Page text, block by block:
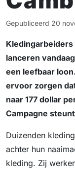
Gepubliceerd 20
Kledingarbeiders
lanceren
een leefbaar
ervoor zorgen
naar 177 dollar
Campagne
Duizenden
achter hun
kleding. Zij